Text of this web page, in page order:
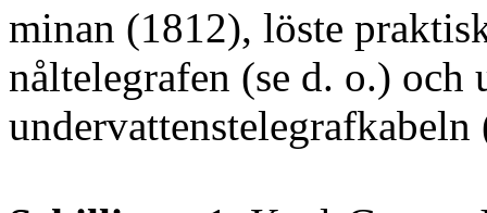
minan (1812), löste
nåltelegrafen (se d. o.) och